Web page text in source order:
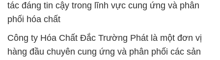
tác đáng tin cậy trong lĩnh vực cung ứng và phân
phối hóa chất
Công ty Hóa Chất Đắc Trường Phát là một đơn vị
hàng đầu chuyên cung ứng và phân phối các sản